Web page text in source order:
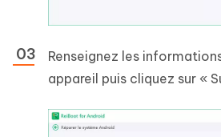
Renseignez les
appareil puis cliquez sur «